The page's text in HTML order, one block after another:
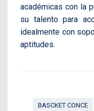
académicas con la
su talento para
idealmente con
aptitudes.
BASCKET CONCE